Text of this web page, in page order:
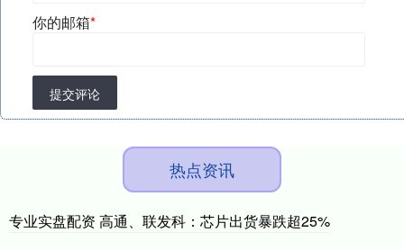
你的邮箱*
提交评论
热点资讯
专业实盘配资 高通、联发科：芯片出货暴跌超25%